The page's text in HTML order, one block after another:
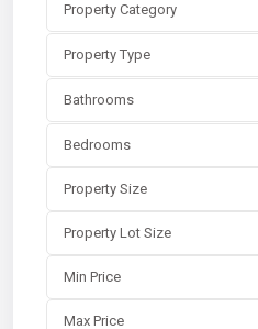
Property Category
Property Type
Bathrooms
Bedrooms